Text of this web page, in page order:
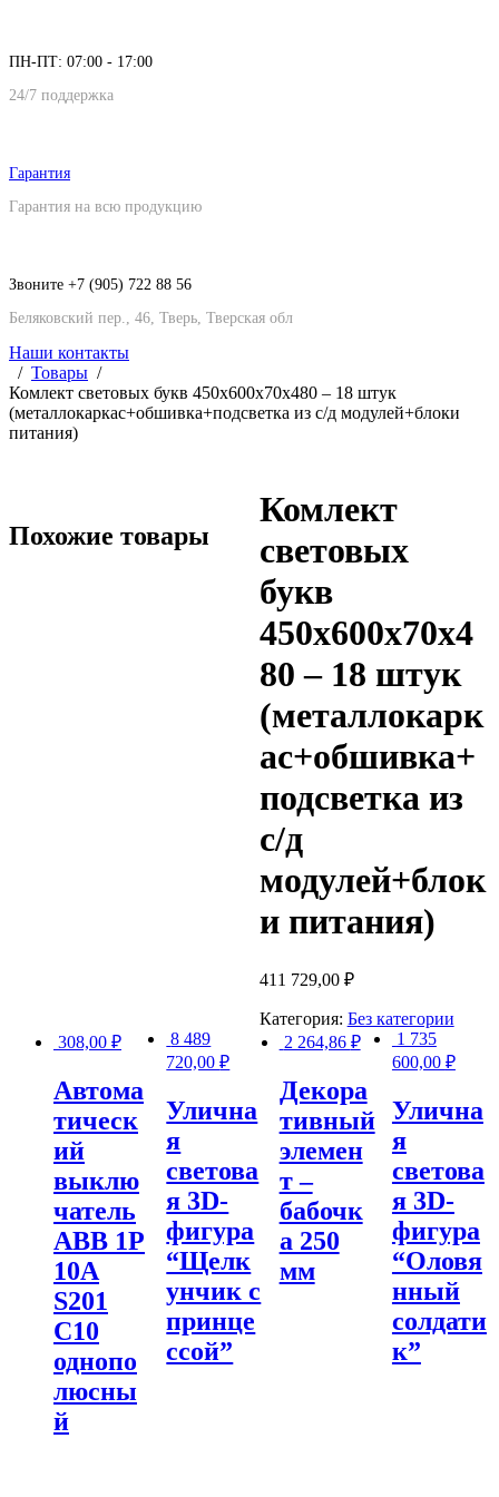
ПН-ПТ: 07:00 - 17:00
24/7 поддержка
Гарантия
Гарантия на всю продукцию
Звоните +7 (905) 722 88 56
Беляковский пер., 46, Тверь, Тверская обл
Наши контакты
Товары
Комлект световых букв 450х600х70х480 – 18 штук
(металлокаркас+обшивка+подсветка из с/д модулей+блоки
питания)
Комлект
световых
букв
450х600х70х4
80 – 18 штук
(металлокарк
ас+обшивка+
подсветка из
с/д
модулей+блок
и питания)
411 729,00 ₽
Категория: Без категории
Похожие товары
308,00 ₽
Автома
тическ
ий
выклю
чатель
АВВ 1Р
10А
S201
C10
однопо
люсны
й
8 489
720,00₽
Улична
я
светова
я 3D-
фигура
“Щелк
унчик с
принце
ссой”
2 264,86 ₽
Декора
тивный
элемен
т –
бабочк
а 250
мм
1 735
600,00 ₽
Улична
я
светова
я 3D-
фигура
“Оловя
нный
солдати
к”